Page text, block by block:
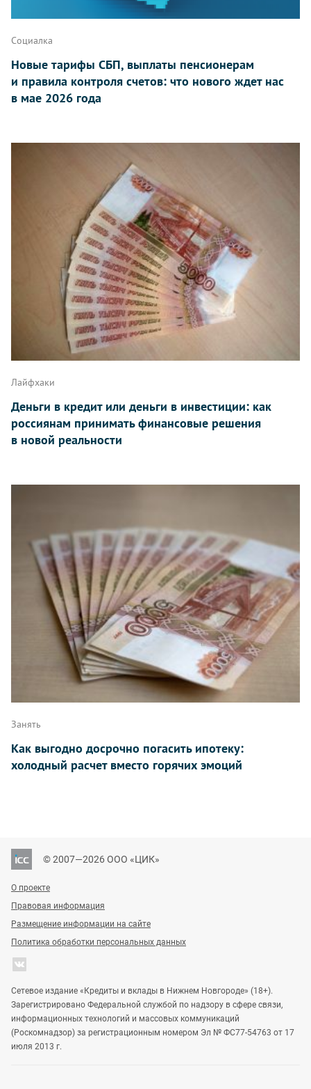
Социалка
Новые тарифы СБП, выплаты пенсионерам
и правила контроля счетов: что нового ждет нас
в мае 2026 года
Лайфхаки
Деньги в кредит или деньги в инвестиции: как
россиянам принимать финансовые решения
в новой реальности
Занять
Как выгодно досрочно погасить ипотеку:
холодный расчет вместо горячих эмоций
© 2007—2026 ООО «ЦИК»
О проекте
Правовая информация
Размещение информации на сайте
Политика обработки персональных данных
Сетевое издание «Кредиты и вклады в Нижнем Новгороде» (18+).
Зарегистрировано Федеральной службой по надзору в сфере связи,
информационных технологий и массовых коммуникаций
(Роскомнадзор) за регистрационным номером Эл № ФС77-54763 от 17
июля 2013 г.